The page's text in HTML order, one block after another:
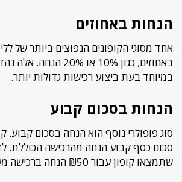
הנחות באחוזים
אחד מסוגי הקופונים הנפוצים ביותר של
באחוזים, כגון 10% או
במיוחד בעת ביצוע רכישות גדולות יותר.
הנחות בסכום קבוע
סוג פופולרי נוסף הוא הנחה בסכום קבוע.
סכום כסף קבוע הנחה מהרכישה הכוללת.
שתמצאו קופון עבור ₪50 הנחה ברכישה מעל ₪150.